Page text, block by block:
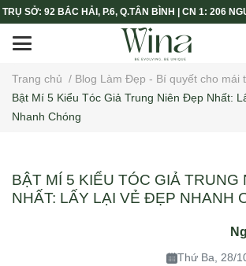
TRỤ SỞ: 92 BẮC HẢI, P.6, Q.TÂN BÌNH | CN 1: 206
Trang chủ / Blog Làm Đẹp - Bí quyết cho mái
Bật Mí 5 Kiểu Tóc Giả Trung Niên Đẹp Nhất:
Nhanh Chóng
BẬT MÍ 5 KIỂU TÓC GIẢ TRUNG
NHẤT: LẤY LẠI VẺ ĐẸP NHANH
Thứ Ba, 28/